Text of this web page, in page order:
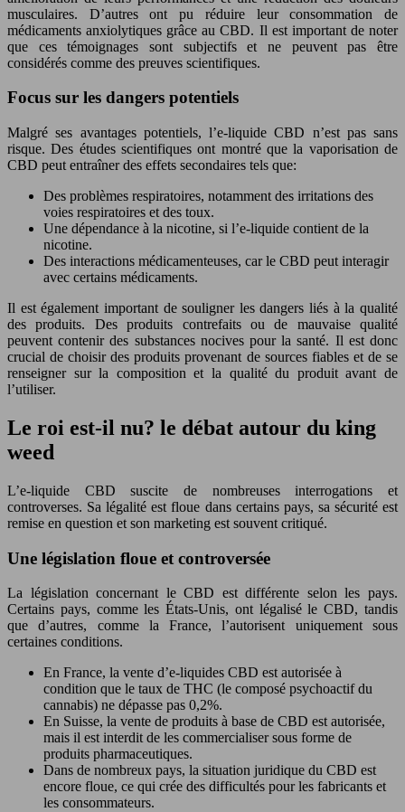
musculaires. D’autres ont pu réduire leur consommation de
médicaments anxiolytiques grâce au CBD. Il est important de noter
que ces témoignages sont subjectifs et ne peuvent pas être
considérés comme des preuves scientifiques.
Focus sur les dangers potentiels
Malgré ses avantages potentiels, l’e-liquide CBD n’est pas sans
risque. Des études scientifiques ont montré que la vaporisation de
CBD peut entraîner des effets secondaires tels que:
Des problèmes respiratoires, notamment des irritations des
voies respiratoires et des toux.
Une dépendance à la nicotine, si l’e-liquide contient de la
nicotine.
Des interactions médicamenteuses, car le CBD peut interagir
avec certains médicaments.
Il est également important de souligner les dangers liés à la qualité
des produits. Des produits contrefaits ou de mauvaise qualité
peuvent contenir des substances nocives pour la santé. Il est donc
crucial de choisir des produits provenant de sources fiables et de se
renseigner sur la composition et la qualité du produit avant de
l’utiliser.
Le roi est-il nu? le débat autour du king
weed
L’e-liquide CBD suscite de nombreuses interrogations et
controverses. Sa légalité est floue dans certains pays, sa sécurité est
remise en question et son marketing est souvent critiqué.
Une législation floue et controversée
La législation concernant le CBD est différente selon les pays.
Certains pays, comme les États-Unis, ont légalisé le CBD, tandis
que d’autres, comme la France, l’autorisent uniquement sous
certaines conditions.
En France, la vente d’e-liquides CBD est autorisée à
condition que le taux de THC (le composé psychoactif du
cannabis) ne dépasse pas 0,2%.
En Suisse, la vente de produits à base de CBD est autorisée,
mais il est interdit de les commercialiser sous forme de
produits pharmaceutiques.
Dans de nombreux pays, la situation juridique du CBD est
encore floue, ce qui crée des difficultés pour les fabricants et
les consommateurs.